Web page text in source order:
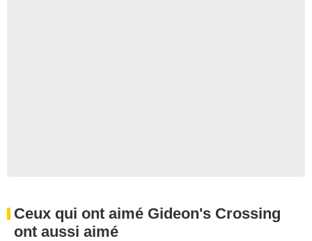
Ceux qui ont aimé Gideon's Crossing
ont aussi aimé